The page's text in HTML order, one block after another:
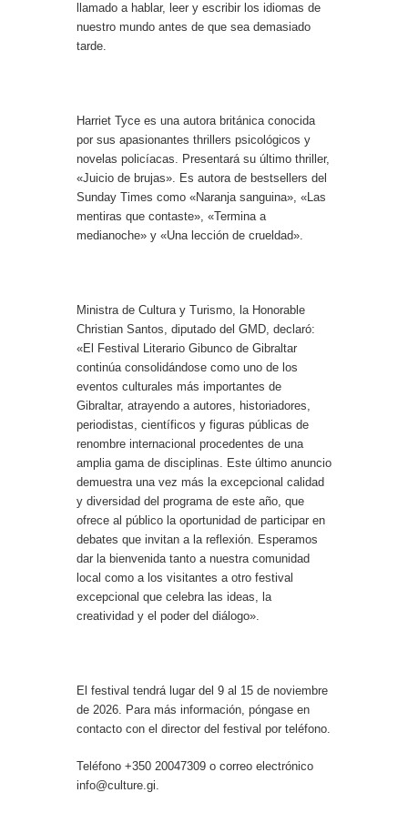
llamado a hablar, leer y escribir los idiomas de
nuestro mundo antes de que sea demasiado
tarde.
Harriet Tyce es una autora británica conocida
por sus apasionantes thrillers psicológicos y
novelas policíacas. Presentará su último thriller,
«Juicio de brujas». Es autora de bestsellers del
Sunday Times como «Naranja sanguina», «Las
mentiras que contaste», «Termina a
medianoche» y «Una lección de crueldad».
Ministra de Cultura y Turismo, la Honorable
Christian Santos, diputado del GMD, declaró:
«El Festival Literario Gibunco de Gibraltar
continúa consolidándose como uno de los
eventos culturales más importantes de
Gibraltar, atrayendo a autores, historiadores,
periodistas, científicos y figuras públicas de
renombre internacional procedentes de una
amplia gama de disciplinas. Este último anuncio
demuestra una vez más la excepcional calidad
y diversidad del programa de este año, que
ofrece al público la oportunidad de participar en
debates que invitan a la reflexión. Esperamos
dar la bienvenida tanto a nuestra comunidad
local como a los visitantes a otro festival
excepcional que celebra las ideas, la
creatividad y el poder del diálogo».
El festival tendrá lugar del 9 al 15 de noviembre
de 2026. Para más información, póngase en
contacto con el director del festival por teléfono.
Teléfono +350 20047309 o correo electrónico
info@culture.gi.